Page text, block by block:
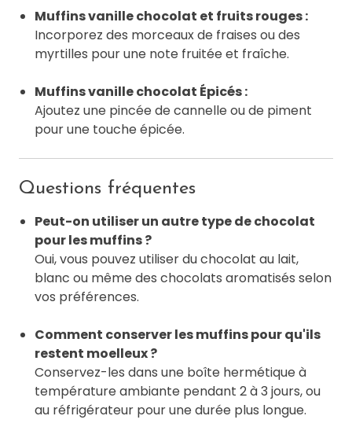
Muffins vanille chocolat et fruits rouges :
Incorporez des morceaux de fraises ou des
myrtilles pour une note fruitée et fraîche.
Muffins vanille chocolat Épicés :
Ajoutez une pincée de cannelle ou de piment
pour une touche épicée.
Questions fréquentes
Peut-on utiliser un autre type de chocolat
pour les muffins ?
Oui, vous pouvez utiliser du chocolat au lait,
blanc ou même des chocolats aromatisés selon
vos préférences.
Comment conserver les muffins pour qu'ils
restent moelleux ?
Conservez-les dans une boîte hermétique à
température ambiante pendant 2 à 3 jours, ou
au réfrigérateur pour une durée plus longue.